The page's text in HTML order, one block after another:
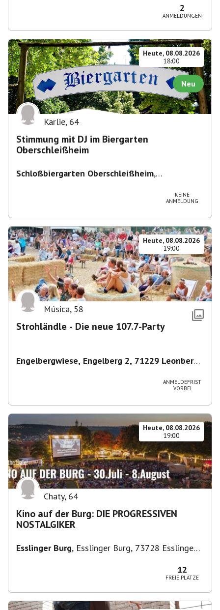
2
ANMELDUNGEN
Heute, 08.08.2026
18:00
Neu
Karlie, 64
Stimmung mit DJ im Biergarten
Oberschleißheim
Schloßbiergarten Oberschleißheim,
KEINE
ANMELDUNG
Heute, 08.08.2026
19:00
Música, 58
Strohländle - Die neue 107.7-Party
Engelbergwiese, Engelberg 2, 71229 Leonberg,
ANMELDEFRIST
VORBEI
Heute, 08.08.2026
19:00
Chaty, 64
Kino auf der Burg: DIE PROGRESSIVEN
NOSTALGIKER
Esslinger Burg, Esslinger Burg, 73728 Esslingen
12
FREIE PLÄTZE